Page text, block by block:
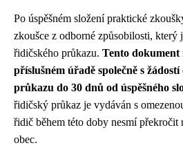
Po úspěšném složení praktické
zkoušce z odborné způsobilosti, který
řidičského průkazu. Tento dokument
příslušném úřadě společně s
průkazu do 30 dnů od úspěšného
řidičský průkaz je vydáván s
řidič během této doby nesmí
obec.